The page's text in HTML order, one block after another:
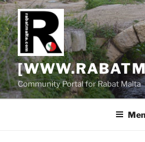
Skip
to
content
Community Portal for Rabat Malta